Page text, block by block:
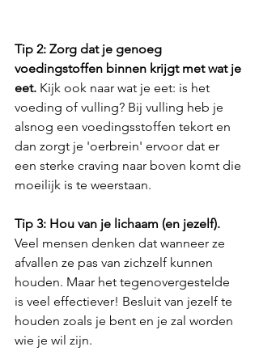
Tip 2: Zorg dat je genoeg
voedingstoffen binnen krijgt met wat je
eet. Kijk ook naar wat je eet: is het
voeding of vulling? Bij vulling heb je
alsnog een voedingsstoffen tekort en
dan zorgt je 'oerbrein' ervoor dat er
een sterke craving naar boven komt die
moeilijk is te weerstaan.
Tip 3: Hou van je lichaam (en jezelf).
Veel mensen denken dat wanneer ze
afvallen ze pas van zichzelf kunnen
houden. Maar het tegenovergestelde
is veel effectiever! Besluit van jezelf te
houden zoals je bent en je zal worden
wie je wil zijn.